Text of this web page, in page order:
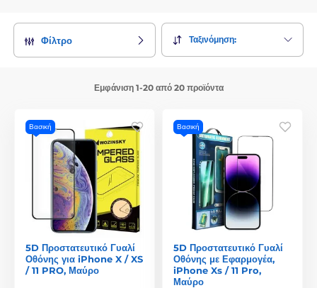
Φίλτρο Ταξινόμηση:
Εμφάνιση 1-20 από 20 προϊόντα
Βασική
5D Προστατευτικό Γυαλί
Οθόνης για iPhone X / XS
/ 11 PRO, Μαύρο
Βασική
5D Προστατευτικό Γυαλί
Οθόνης με Εφαρμογέα,
iPhone Xs / 11 Pro,
Μαύρο